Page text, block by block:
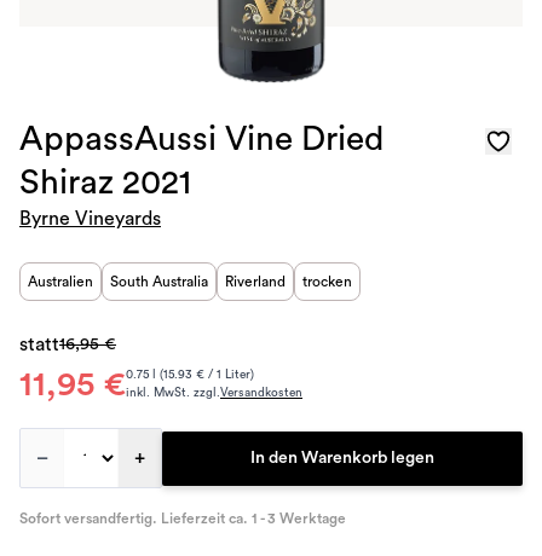
AppassAussi Vine Dried
Shiraz 2021
Byrne Vineyards
Australien South Australia Riverland trocken
11,95 €
statt16,95 €
0.75 l (15.93 € / 1 Liter)
inkl. MwSt. zzgl.Versandkosten
– + In den Warenkorb legen
Sofort versandfertig. Lieferzeit ca. 1 - 3 Werktage